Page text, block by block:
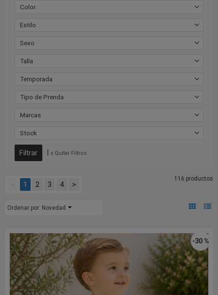
Color
Estilo
Sexo
Talla
Temporada
Tipo de Prenda
Marcas
Stock
| x Quitar Filtros
1 2 3 4 >
116 productos
Ordenar por: Novedad
-30 %